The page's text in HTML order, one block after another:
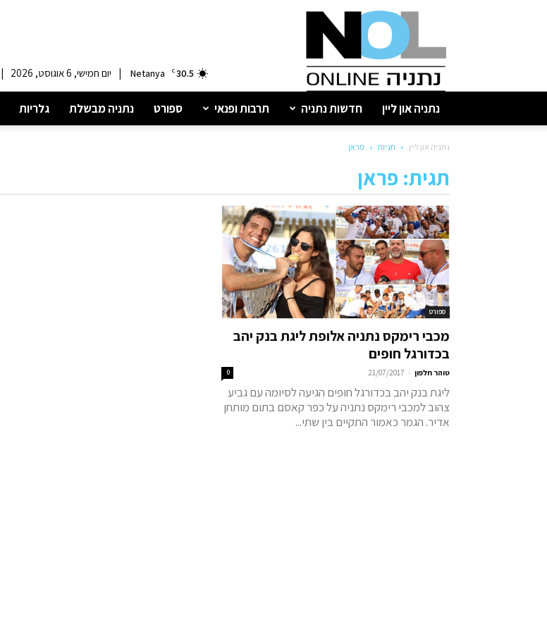
נתניה
30.5
C
Netanya
| יום חמישי, 6 אוגוסט, 2026 |
נתניה און ליין חדשות נתניה תרבות ופנאי ספורט נתניה מבשלת גלריות
נתניה און ליין תגיות פראן
תגית: פראן
ספורט
מכבי רימקס נתניה אלופת ליגת בנק יהב
בכדורגל חופים
טוהר חלפון -
21/07/2017
0
ליגת בנק יהב בכדורגל חופים הגיעה לסיומה עם גביע
צהוב למכבי רימקס נתניה על כפר קאסם בתום מותחן
אדיר. הגמר כאמור התקיים בין שתי...